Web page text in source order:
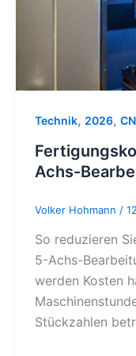
Technik, 2026,
Achs-
Volker Hohmann /
So reduzieren
5-Achs-
werden Kosten
Stückzahlen
Bearbeitung